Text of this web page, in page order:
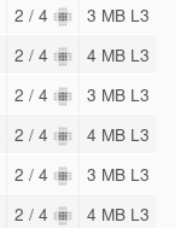
2 / 4 3 MB L3
2 / 4 4 MB L3
2 / 4 3 MB L3
2 / 4 4 MB L3
2 / 4 3 MB L3
2 / 4 4 MB L3